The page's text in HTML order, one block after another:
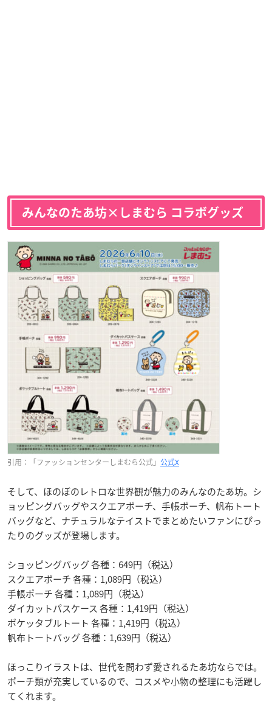
みんなのたあ坊×しまむら コラボグッズ
引用：「ファッションセンターしまむら公式」 公式X
そして、ほのぼのレトロな世界観が魅力のみんなのたあ坊。シ
ョッピングバッグやスクエアポーチ、手帳ポーチ、帆布トート
バッグなど、ナチュラルなテイストでまとめたいファンにぴっ
たりのグッズが登場します。
ショッピングバッグ 各種：649円（税込）
スクエアポーチ 各種：1,089円（税込）
手帳ポーチ 各種：1,089円（税込）
ダイカットパスケース 各種：1,419円（税込）
ポケッタブルトート 各種：1,419円（税込）
帆布トートバッグ 各種：1,639円（税込）
ほっこりイラストは、世代を問わず愛されるたあ坊ならでは。
ポーチ類が充実しているので、コスメや小物の整理にも活躍し
てくれます。